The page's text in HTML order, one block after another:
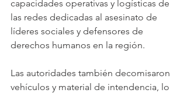
capacidades operativas y logísticas de
las redes dedicadas al asesinato de
líderes sociales y defensores de
derechos humanos en la región.
Las autoridades también decomisaron
vehículos y material de intendencia, lo